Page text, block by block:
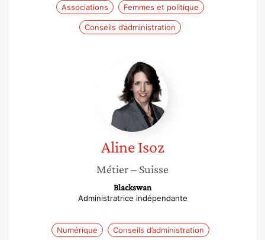
Associations Femmes et politique
Conseils d’administration
Aline
Isoz
Aline Isoz
Métier– Suisse
Blackswan
Administratrice indépendante
Numérique Conseils d’administration